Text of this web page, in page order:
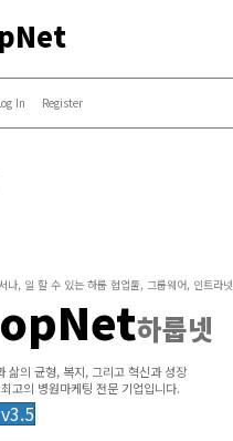
In Register
나, 일 할 수 있는 하룹 협업툴, 그룹웨어, 인트라넷
하룹넷
삶의 균형, 복지, 그리고 혁신과 성장
고의 병원마케팅 전문 기업입니다.